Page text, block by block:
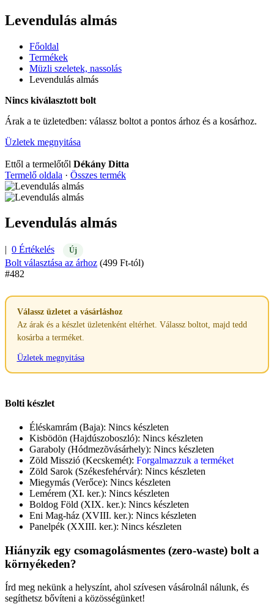
Levendulás almás
Főoldal
Termékek
Müzli szeletek, nassolás
Levendulás almás
Nincs kiválasztott bolt
Árak a te üzletedben: válassz boltot a pontos árhoz és a kosárhoz.
Üzletek megnyitása
Ettől a termelőtől Dékány Ditta
Termelő oldala · Összes termék
Levendulás almás
| 0 Értékelés Új
Bolt választása az árhoz (499 Ft-tól)
#482
Válassz üzletet a vásárláshoz
Az árak és a készlet üzletenként eltérhet. Válassz boltot, majd tedd
kosárba a terméket.
Üzletek megnyitása
Bolti készlet
Éléskamrám (Baja): Nincs készleten
Kisbödön (Hajdúszoboszló): Nincs készleten
Garaboly (Hódmezõvásárhely): Nincs készleten
Zöld Misszió (Kecskemét): Forgalmazzuk a terméket
Zöld Sarok (Székesfehérvár): Nincs készleten
Miegymás (Verőce): Nincs készleten
Lemérem (XI. ker.): Nincs készleten
Boldog Föld (XIX. ker.): Nincs készleten
Eni Mag-ház (XVIII. ker.): Nincs készleten
Panelpék (XXIII. ker.): Nincs készleten
Hiányzik egy csomagolásmentes (zero-waste) bolt a
környékeden?
Írd meg nekünk a helyszínt, ahol szívesen vásárolnál nálunk, és
segíthetsz bővíteni a közösségünket!